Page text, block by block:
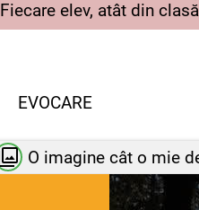
Fiecare elev, atât din
EVOCARE
O imagine cât o mie